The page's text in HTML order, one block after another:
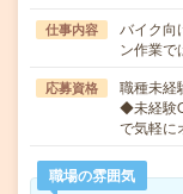
仕事内容
バイク向
ン作業
応募資格
職種未経
◆未経験
で気軽
職場の雰囲気